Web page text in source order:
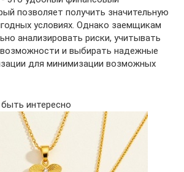
позволяет получить значительную
условиях. Однако заемщикам
анализировать риски, учитывать
и выбирать надежные
для минимизации возможных
интересно